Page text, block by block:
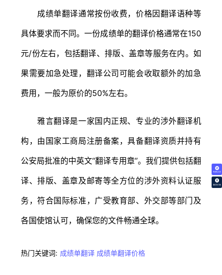
免费试译
翻译价格
成绩单翻译通常按份收费，价格因翻译语种等
具体要求而不同。一份成绩单的翻译价格通常在150
元/份左右，包括翻译、排版、盖章等服务在内。如
果需要加急处理，翻译公司可能会收取额外的加急
费用，一般为原价的50%左右。
雅言翻译是一家国内正规、专业的涉外翻译机
构，由国家工商局注册备案，具备翻译资质并持有
公安局批准的中英文“翻译专用章”。我们提供包括翻
译、排版、盖章及邮寄等全方位的涉外资料认证服
务，符合国际标准，广受教育部、外交部等部门及
各国使馆认可，确保您的文件畅通全球。
热门关键词: 成绩单翻译 成绩单翻译价格